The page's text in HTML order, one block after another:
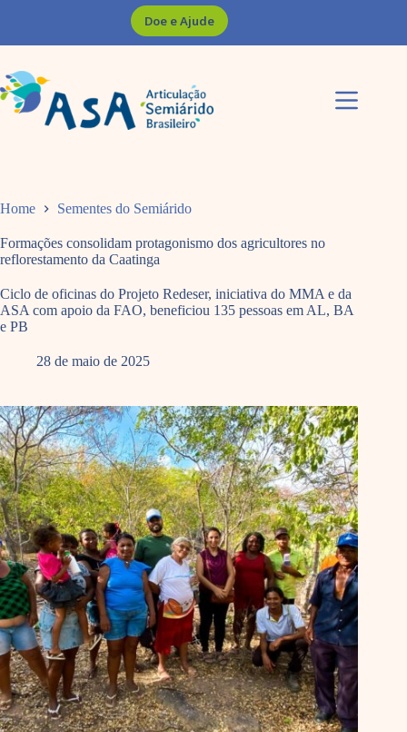
Doe e Ajude
Home Sementes do Semiárido
Formações consolidam protagonismo dos agricultores no
reflorestamento da Caatinga
Ciclo de oficinas do Projeto Redeser, iniciativa do MMA e da
ASA com apoio da FAO, beneficiou 135 pessoas em AL, BA
e PB
28 de maio de 2025